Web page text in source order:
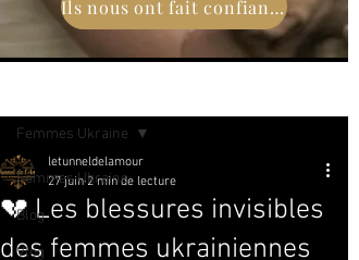
Ils nous ont fait confiance
Femmes Ukraine
Blog
Vlog
Femmes Ukraine
💔 Les blessures invisibles
des femmes ukrainiennes
letunneldelamour
27 juin 2 min de lecture